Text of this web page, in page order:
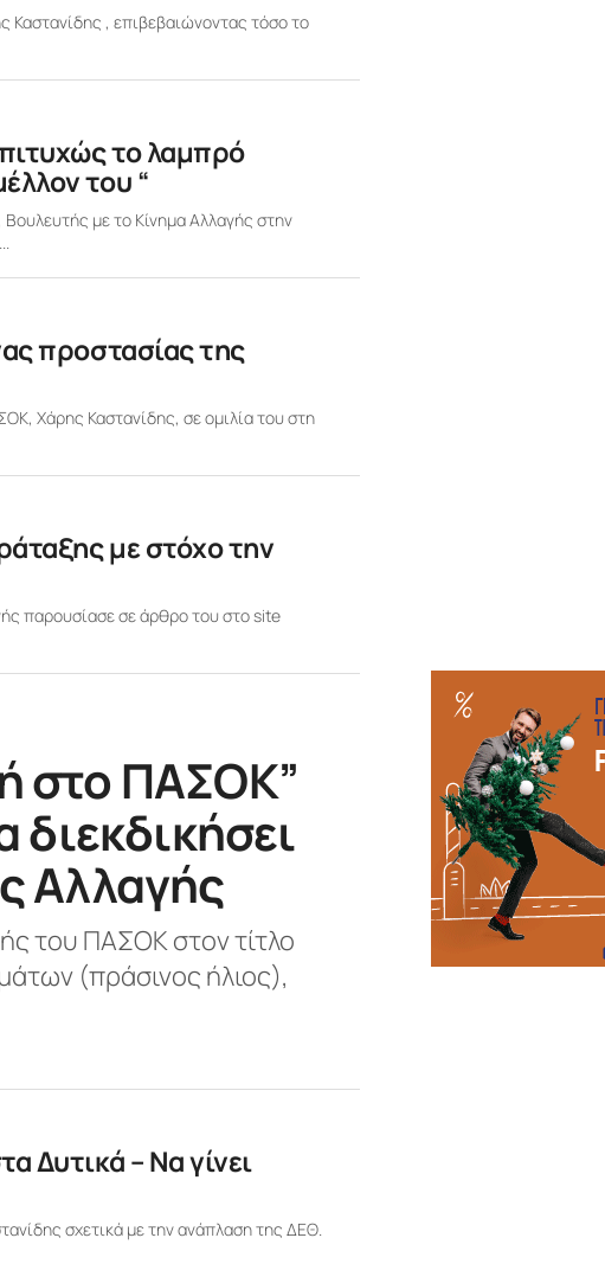
Καστανίδης , επιβεβαιώνοντας τόσο το
το λαμπρό
του “
με το Κίνημα Αλλαγής στην
προστασίας της
Χάρης Καστανίδης, σε ομιλία του στη
με στόχο την
παρουσίασε σε άρθρο του στο site
στο ΠΑΣΟΚ”
διεκδικήσει
Αλλαγής
του ΠΑΣΟΚ στον τίτλο
(πράσινος ήλιος),
Δυτικά – Να γίνει
σχετικά με την ανάπλαση της ΔΕΘ.